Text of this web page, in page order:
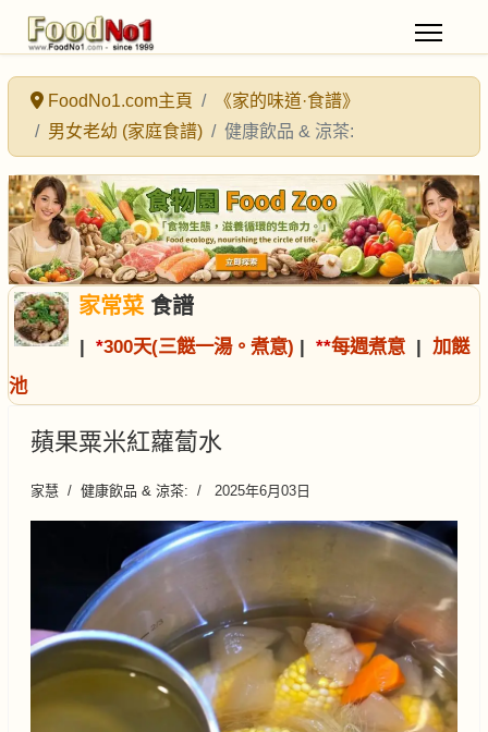
FoodNo1.com主頁
《家的味道·食譜》
男女老幼 (家庭食譜)
健康飲品 & 涼茶:
家常菜食譜
| *300天(三餸一湯。煮意) | **每週煮意 | 加餸
池
蘋果粟米紅蘿蔔水
家慧 健康飲品 & 涼茶: 2025年6月03日